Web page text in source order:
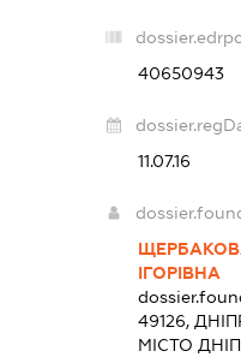
40650943
11.07.16
ІГОРІВНА
49126,
МІСТО